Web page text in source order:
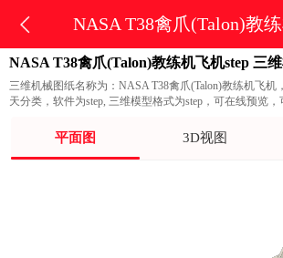
NASA T38禽爪(Talon)教
NASA T38禽爪(Talon)教练机飞机step 三
三维机械图纸名称为：NASA T38禽爪(Talon)教练机飞机
天分类，软件为step, 三维模型格式为step，可在线预览
平面图 3D视图